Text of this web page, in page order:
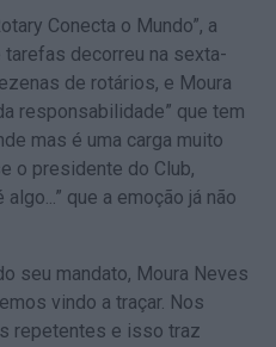
Conecta o Mundo”, a
decorreu na sexta-
de rotários, e Moura
responsabilidade” que tem
mas é uma carga muito
o presidente do Club,
que a emoção já não
seu mandato, Moura Neves
vindo a traçar. Nos
repetentes e isso traz